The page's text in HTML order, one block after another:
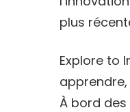
plus
Explore to
apprendre,
À bord